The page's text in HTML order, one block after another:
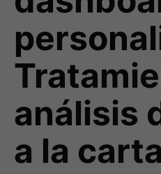
análisis
a la carta